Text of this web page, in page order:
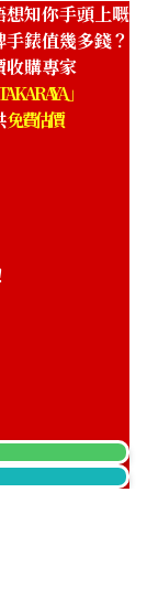
想知你手頭上嘅
手錶值幾多錢？
收購專家
」
免費估價